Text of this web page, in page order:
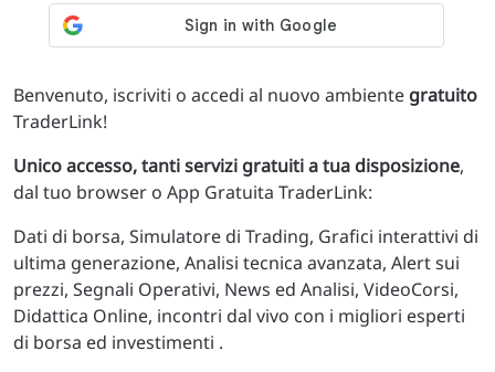
Benvenuto, iscriviti o accedi al nuovo ambiente gratuito
TraderLink!
Unico accesso, tanti servizi gratuiti a tua disposizione,
dal tuo browser o App Gratuita TraderLink:
Dati di borsa, Simulatore di Trading, Grafici interattivi di
ultima generazione, Analisi tecnica avanzata, Alert sui
prezzi, Segnali Operativi, News ed Analisi, VideoCorsi,
Didattica Online, incontri dal vivo con i migliori esperti
di borsa ed investimenti .